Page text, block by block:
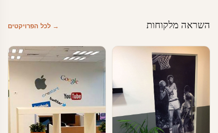
השראה מלקוחות → לכל הפרויקטים